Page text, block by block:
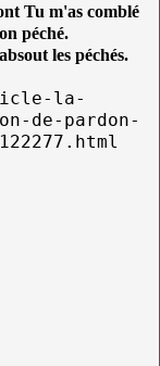
Tu m'as comblé
péché.
les péchés.
la-
de-pardon-